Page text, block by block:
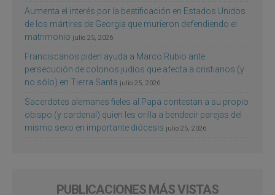
Aumenta el interés por la beatificación en Estados Unidos
de los mártires de Georgia que murieron defendiendo el
matrimonio julio 25, 2026
Franciscanos piden ayuda a Marco Rubio ante
persecución de colonos judíos que afecta a cristianos (y
no sólo) en Tierra Santa julio 25, 2026
Sacerdotes alemanes fieles al Papa contestan a su propio
obispo (y cardenal) quien les orilla a bendecir parejas del
mismo sexo en importante diócesis julio 25, 2026
PUBLICACIONES MÁS VISTAS